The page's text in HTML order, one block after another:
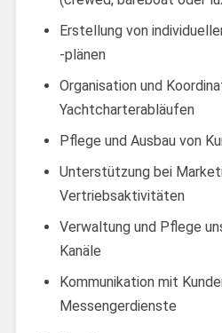
Erstellung von
-plänen
Organisation und
Yachtcharterabläufen
Pflege und Ausbau von
Unterstützung bei
Vertriebsaktivitäten
Verwaltung und Pflege
Kanäle
Kommunikation mit
Messengerdienste